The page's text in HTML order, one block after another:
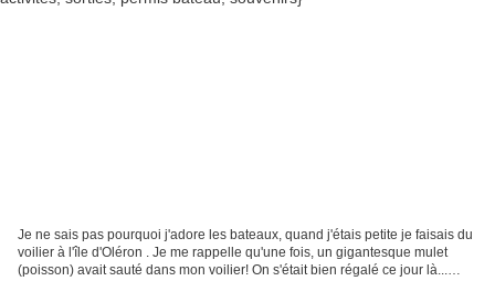
Je ne sais pas pourquoi j'adore les bateaux, quand j'étais petite je faisais du
voilier à l'île d'Oléron . Je me rappelle qu'une fois, un gigantesque mulet
(poisson) avait sauté dans mon voilier! On s'était bien régalé ce jour là...